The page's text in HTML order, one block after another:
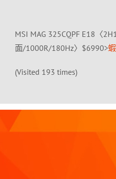
MSI MAG 325CQPF E18〈
面/1000R/180Hz〉$6990>
(Visited 193 times)